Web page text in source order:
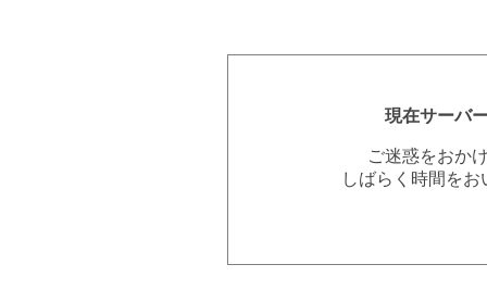
現在サーバ
ご迷惑をおか
しばらく時間を